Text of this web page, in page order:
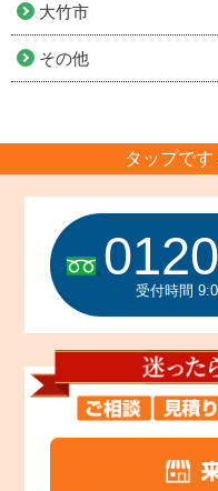
大竹市
その他
タップで
受付時間